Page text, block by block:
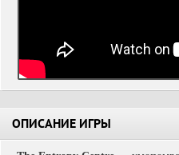
ОПИСАНИЕ ИГРЫ